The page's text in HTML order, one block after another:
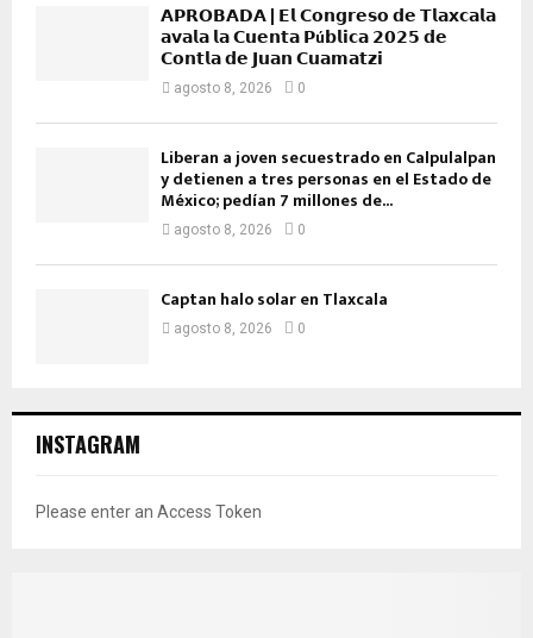
𝗔𝗣𝗥𝗢𝗕𝗔𝗗𝗔 | 𝗘𝗹 𝗖𝗼𝗻𝗴𝗿𝗲𝘀𝗼 𝗱𝗲 𝗧𝗹𝗮𝘅𝗰𝗮𝗹𝗮
𝗮𝘃𝗮𝗹𝗮 𝗹𝗮 𝗖𝘂𝗲𝗻𝘁𝗮 𝗣ú𝗯𝗹𝗶𝗰𝗮 𝟮𝟬𝟮𝟱 𝗱𝗲
𝗖𝗼𝗻𝘁𝗹𝗮 𝗱𝗲 𝗝𝘂𝗮𝗻 𝗖𝘂𝗮𝗺𝗮𝘁𝘇𝗶
agosto 8, 2026 0
Liberan a joven secuestrado en Calpulalpan
y detienen a tres personas en el Estado de
México; pedían 7 millones de...
agosto 8, 2026 0
Captan halo solar en Tlaxcala
agosto 8, 2026 0
INSTAGRAM
Please enter an Access Token